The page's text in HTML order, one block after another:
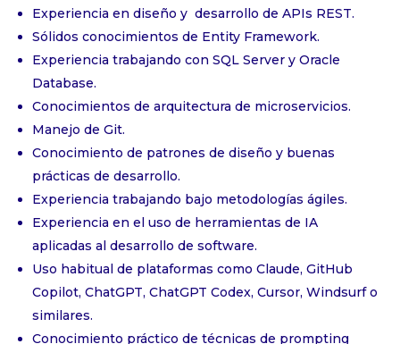
Experiencia en diseño y desarrollo de APIs REST.
Sólidos conocimientos de Entity Framework.
Experiencia trabajando con SQL Server y Oracle
Database.
Conocimientos de arquitectura de microservicios.
Manejo de Git.
Conocimiento de patrones de diseño y buenas
prácticas de desarrollo.
Experiencia trabajando bajo metodologías ágiles.
Experiencia en el uso de herramientas de IA
aplicadas al desarrollo de software.
Uso habitual de plataformas como Claude, GitHub
Copilot, ChatGPT, ChatGPT Codex, Cursor, Windsurf o
similares.
Conocimiento práctico de técnicas de prompting